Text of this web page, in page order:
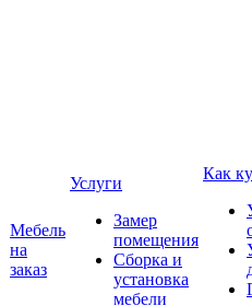
Мебель
на
заказ
Услуги
Замер
помещения
Сборка и
установка
мебели
Как